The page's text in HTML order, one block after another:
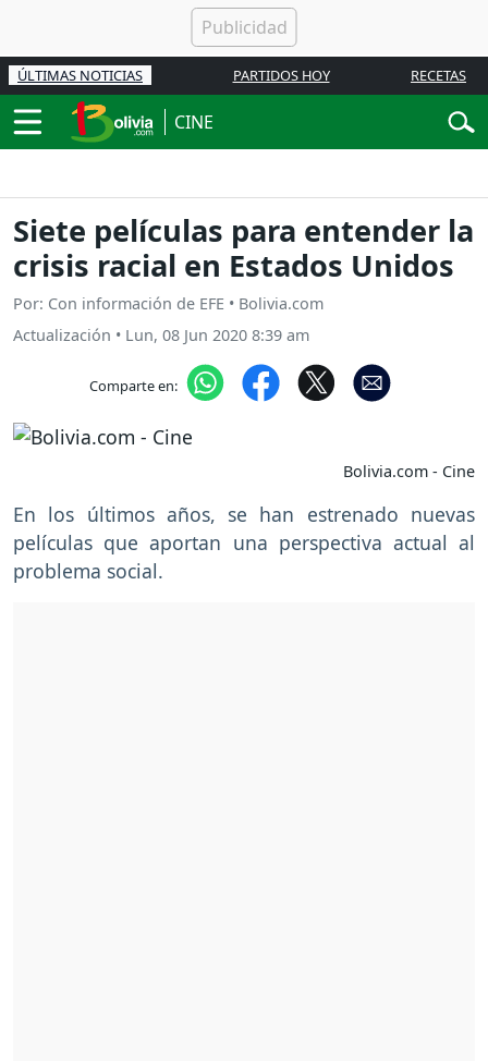
ÚLTIMAS NOTICIAS PARTIDOS HOY RECETAS
CINE
Siete películas para entender la
crisis racial en Estados Unidos
Por: Con información de EFE • Bolivia.com
Actualización • Lun, 08 Jun 2020 8:39 am
Comparte en:
Bolivia.com - Cine
En los últimos años, se han estrenado nuevas
películas que aportan una perspectiva actual al
problema social.